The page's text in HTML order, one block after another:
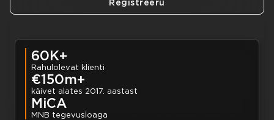
Registreeru
60K+
Rahulolevat klienti
€150m+
käivet alates 2017. aastast
MiCA
MNB tegevusloaga